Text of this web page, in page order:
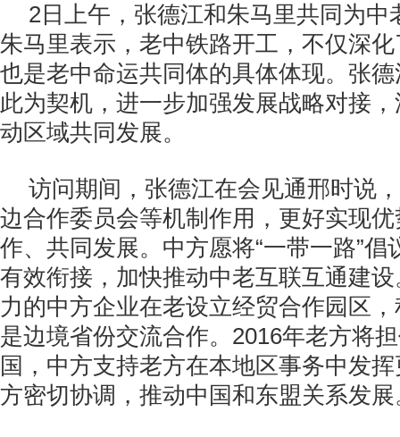
2日上午，张德江和朱马里共同为中
朱马里表示，老中铁路开工，不仅深
也是老中命运共同体的具体体现。张
此为契机，进一步加强发展战略对接
动区域共同发展。
访问期间，张德江在会见通邢时说
边合作委员会等机制作用，更好实现
作、共同发展。中方愿将“一带一路”倡
有效衔接，加快推动中老互联互通建
力的中方企业在老设立经贸合作园区
是边境省份交流合作。2016年老方将
国，中方支持老方在本地区事务中发
方密切协调，推动中国和东盟关系发展